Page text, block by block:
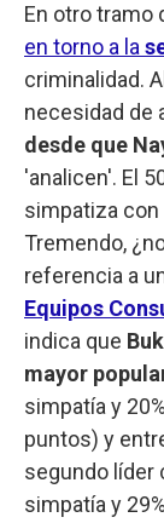
En otro tramo
en torno a la
criminalidad.
necesidad de
desde que
'analicen'. El
simpatiza con
Tremendo,
referencia a
Equipos
indica que
mayor
simpatía y
puntos) y
segundo líder
simpatía y